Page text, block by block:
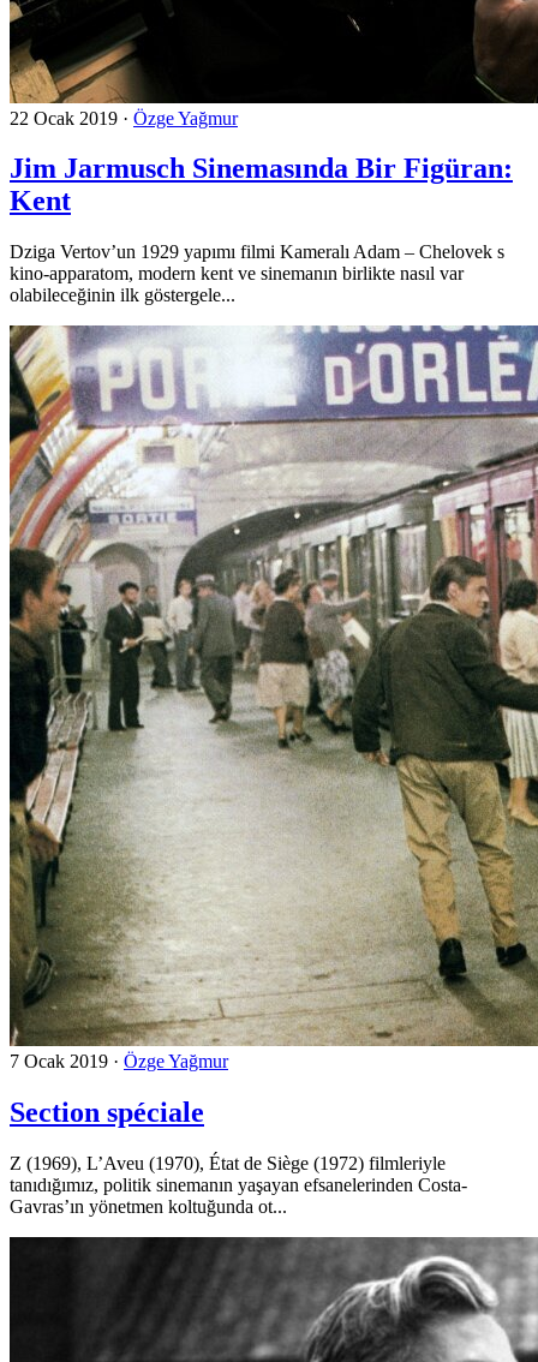
22 Ocak 2019 · Özge Yağmur
Jim Jarmusch Sinemasında Bir Figüran:
Kent
Dziga Vertov’un 1929 yapımı filmi Kameralı Adam – Chelovek s
kino-apparatom, modern kent ve sinemanın birlikte nasıl var
olabileceğinin ilk göstergele...
7 Ocak 2019 · Özge Yağmur
Section spéciale
Z (1969), L’Aveu (1970), État de Siège (1972) filmleriyle
tanıdığımız, politik sinemanın yaşayan efsanelerinden Costa-
Gavras’ın yönetmen koltuğunda ot...